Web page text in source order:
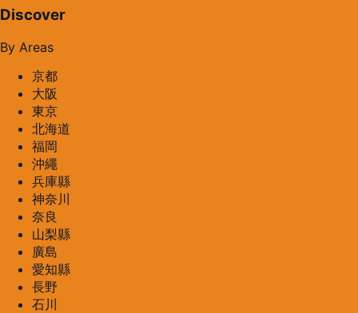
Discover
By Areas
京都
大阪
東京
北海道
福岡
沖繩
兵庫縣
神奈川
奈良
山梨縣
廣島
愛知縣
長野
石川